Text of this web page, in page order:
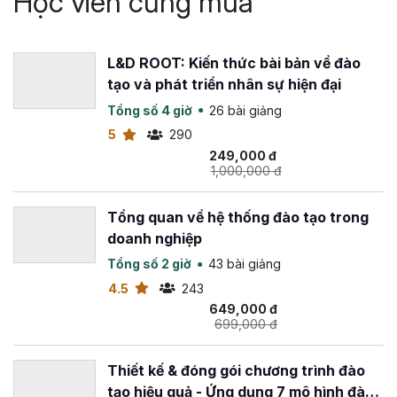
L&D ROOT: Kiến thức bài bản về đào
tạo và phát triển nhân sự hiện đại
Tổng số 4 giờ
26 bài giảng
5
290
249,000 đ
1,000,000 đ
Tổng quan về hệ thống đào tạo trong
doanh nghiệp
Tổng số 2 giờ
43 bài giảng
4.5
243
649,000 đ
699,000 đ
Thiết kế & đóng gói chương trình đào
tạo hiệu quả - Ứng dụng 7 mô hình đào